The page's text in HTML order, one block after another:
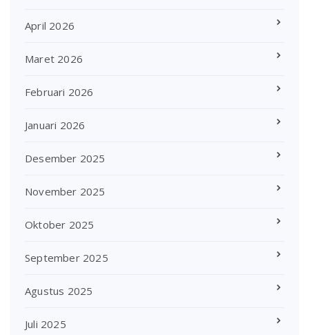
April 2026
Maret 2026
Februari 2026
Januari 2026
Desember 2025
November 2025
Oktober 2025
September 2025
Agustus 2025
Juli 2025